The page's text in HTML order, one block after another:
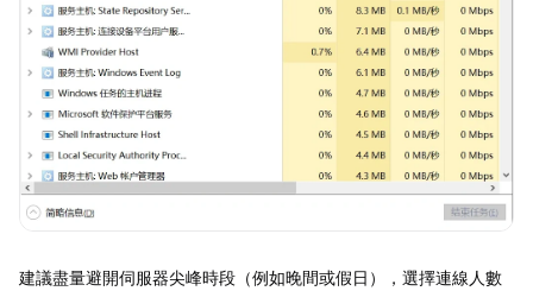
建議盡量避開伺服器尖峰時段（例如晚間或假日），選擇連線人數